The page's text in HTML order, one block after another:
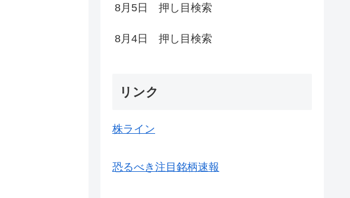
8月5日 押し目検索
8月4日 押し目検索
リンク
株ライン
恐るべき注目銘柄速報